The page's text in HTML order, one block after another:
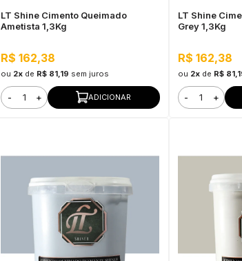
LT Shine Cimento Queimado
Ametista 1,3Kg
R$ 162,38
ou 2x de R$ 81,19 sem juros
- + ADICIONAR
LT Shine
Grey 1,3Kg
R$ 162,38
ou 2xde R$
- +